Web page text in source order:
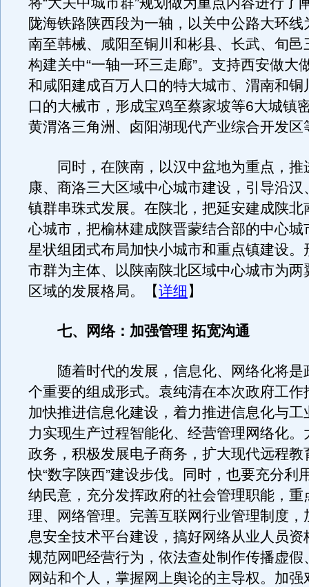
陇海铁路陕西段为一轴，以关中公路大环线
南至韩械、咸阳至铜川和彬县、长武、旬邑
构建关中“一轴一环三走廊”。支持西安做大
和咸阳建成百万人口的特大城市、渭南和铜
口的大械市，形成宝鸡至蔡家坡等6大城镇
黄渭洛三角洲、卤阳湖现代产业综合开发区
同时，在陕南，以汉中盆地为重点，推
康、商洛三大区域中心城市建设，引导沿汉
镇群串珠式发展。在陕北，把延安建成陕北
心城市，把榆林建成陕晋蒙结合部的中心城
星状组团式布局加快小城市和重点镇建设。
市群为主体、以陕南陕北区域中心城市为两
区域的发展格局。【详细 】
七、网络：加强管理 拓宽沟通
随着时代的发展，信息化、网络化将是
个重要的组成形式。袁纯清在本次政府工作
加快推进信息化建设，着力推进信息化与工
力实现生产过程智能化、经营管理网络化。
政务，积极发展电子商务，扩大现代远程教
快“数字陕西”建设步伐。同时，也要充分利
纳民意，充分发挥政府的社会管理职能，重
理、网络管理。完善互联网行业管理制度，
息安全技术平台建设，搞好网络从业人员资
规范网吧经营行为，依法查处制作传播虚假
网站和个人，掌握网上舆论的主导权。加强